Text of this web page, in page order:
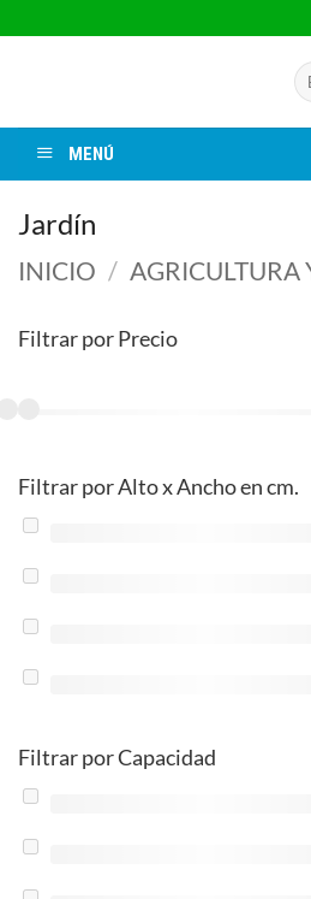
al
por:
MENÚ
Jardín
INICIO / AGRICULTURA
Filtrar por Precio
Filtrar por Alto x Ancho en cm.
Filtrar por Capacidad